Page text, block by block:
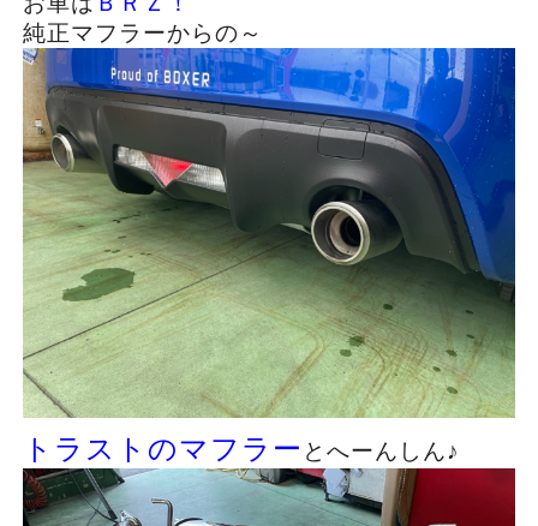
純正マフラーからの～
トラストのマフラー とへーんしん♪